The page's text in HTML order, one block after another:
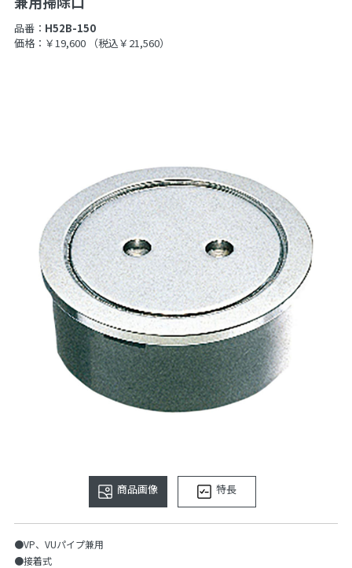
品番： H52B-150
価格：￥19,600
（税込￥21,560）
商品画像 特長
●VP、VUパイプ兼用
●接着式